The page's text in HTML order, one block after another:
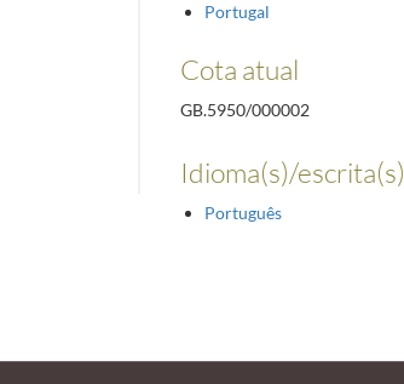
Portugal
Cota atual
GB.5950/000002
Idioma(s)/escrita(s)
Português